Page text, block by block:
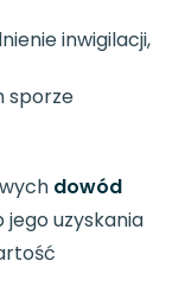
inwigilacji,
sporze
dowód
jego uzyskania